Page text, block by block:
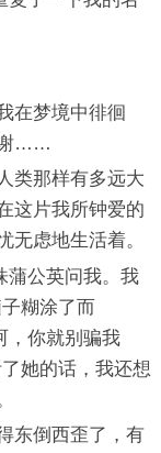
在梦境中徘徊
谢……
那样有多远大
这片我所钟爱的
无虑地生活着。
公英问我。我
糊涂了而
，你就别骗我
她的话，我还想
倒西歪了，有